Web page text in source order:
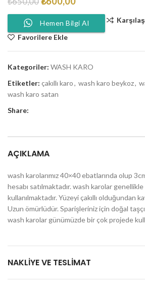
Hemen Bilgi Al
Favorilere Ekle
Kategoriler: WASH KARO
Etiketler: çakıllı karo, wash karo beykoz,
wash karo satan
Share:
AÇIKLAMA
wash karolarımız 40×40 ebatlarında olup
hesabı satılmaktadır. wash karolar genellikle
kullanılmaktadır. Yüzeyi çakıllı olduğundan
Uzun ömürlüdür. Sparişleriniz için doğal
wash karolar günümüzde bir çok projede
NAKLIYE VE TESLIMAT